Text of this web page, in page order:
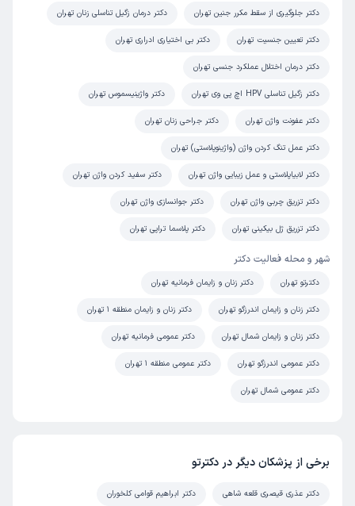
دکتر جلوگیری از سقط مکرر جنین تهران دکتر درمان زگیل تناسلی زنان تهران
دکتر تعیین جنسیت تهران دکتر بی اختیاری ادراری تهران
دکتر درمان اختلال عملکرد جنسی تهران
دکتر زگیل تناسلی HPV اچ پی وی تهران دکتر واژینیسموس تهران
دکتر عفونت واژن تهران دکتر جراحی زنان تهران
دکتر عمل تنگ کردن واژن (واژینوپلاستی) تهران
دکتر لابیاپلاستی و عمل زیبایی واژن تهران دکتر سفید کردن واژن تهران
دکتر تزریق چربی واژن تهران دکتر جوانسازی واژن تهران
دکتر تزریق ژل بیکینی تهران دکتر پلاسما تراپی تهران
شهر و محله فعالیت دکتر
دکترتو تهران دکتر زنان و زایمان فرمانیه تهران
دکتر زنان و زایمان اندرزگو تهران دکتر زنان و زایمان منطقه 1 تهران
دکتر زنان و زایمان شمال تهران دکتر عمومی فرمانیه تهران
دکتر عمومی اندرزگو تهران دکتر عمومی منطقه 1 تهران
دکتر عمومی شمال تهران
برخی از پزشکان دیگر در دکترتو
دکتر عذری قیصری قلعه شاهی دکتر ابراهیم قوامی کلخوران